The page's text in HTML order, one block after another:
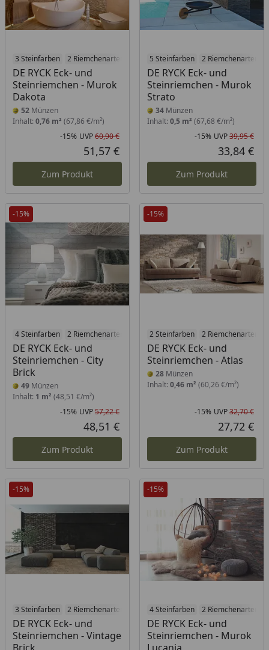
3 Steinfarben 2 Riemchenarten
DE RYCK Eck- und
Steinriemchen - Murok
Dakota
52 Münzen
Inhalt: 0,76 m² (67,86 €/m²)
Rabatt in Prozent
-15%
Ursprünglicher Preis
UVP60,90 €
Aktueller Preis
51,57 €
Zum Produkt
5 Steinfarben 2 Riemchenarten
DE RYCK Eck- und
Steinriemchen - Murok
Strato
34Münzen
Inhalt: 0,5 m² (67,68 €/m²)
-15% UVP39,95 €
33,84 €
Zum Produkt
-15%
4 Steinfarben 2 Riemchenarten
DE RYCK Eck- und
Steinriemchen - City
Brick
49 Münzen
Inhalt: 1 m² (48,51 €/m²)
Rabatt in Prozent
-15%
Ursprünglicher Preis
UVP57,22 €
Aktueller Preis
48,51 €
Zum Produkt
-15%
2 Steinfarben 2 Riemchenarten
DE RYCK Eck- und
Steinriemchen - Atlas
28Münzen
Inhalt: 0,46 m² (60,26 €/m²)
-15% UVP32,70 €
27,72 €
Zum Produkt
-15%
3 Steinfarben 2 Riemchenarten
DE RYCK Eck- und
Steinriemchen - Vintage
-15%
4 Steinfarben 2 Riemchenarten
DE RYCK Eck- und
Steinriemchen - Murok